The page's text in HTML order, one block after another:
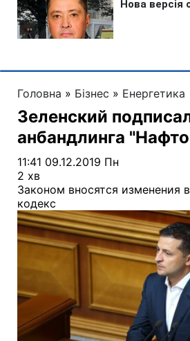
Головна » Бізнес » Енергетика
Зеленский
анбандлинга
11:41 09.12.2019 Пн
2 хв
Законом вносятся изменения
кодекс